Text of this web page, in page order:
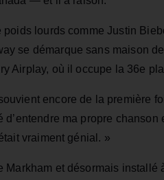
poids lourds comme Justin
se démarque sans maison
Airplay, où il occupe la 36e
encore de la première
d’entendre ma propre
vraiment génial. »
Markham et désormais